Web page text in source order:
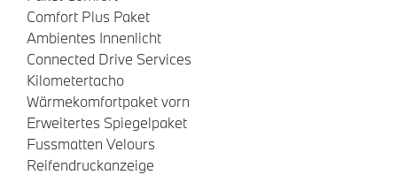
Comfort Plus Paket
Ambientes Innenlicht
Connected Drive Services
Kilometertacho
Wärmekomfortpaket vorn
Erweitertes Spiegelpaket
Fussmatten Velours
Reifendruckanzeige